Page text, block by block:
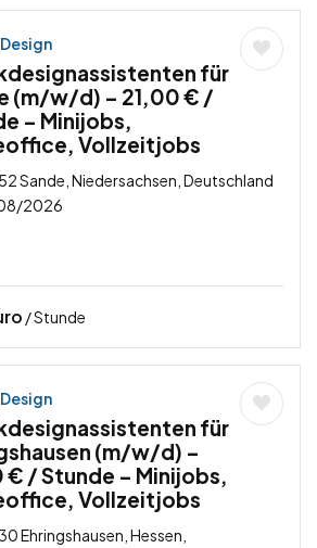
für
(m/w/d) – 21,00 € /
– Minijobs,
Vollzeitjobs
Sande, Niedersachsen, Deutschland
2026
/ Stunde
für
(m/w/d) –
€ / Stunde – Minijobs,
Vollzeitjobs
Ehringshausen, Hessen,